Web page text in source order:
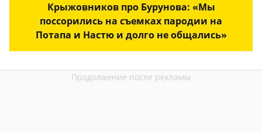
Крыжовников про Бурунова: «Мы
поссорились на съемках пародии на
Потапа и Настю и долго не общались»